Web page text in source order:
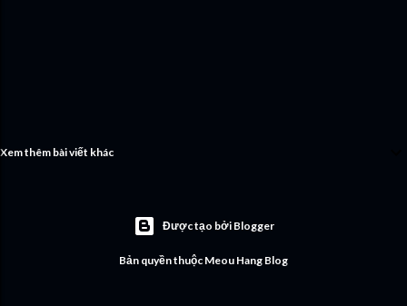
Xem thêm bài viết khác
Được tạo bởi Blogger
Bản quyền thuộc Meou Hang Blog